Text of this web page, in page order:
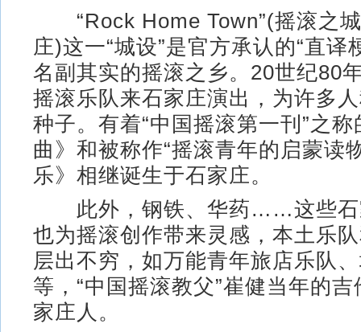
“Rock Home Town”(摇滚之
庄)这一“城设”是官方承认的“直译
名副其实的摇滚之乡。20世纪80
摇滚乐队来石家庄演出，为许多
种子。有着“中国摇滚第一刊”之
曲》和被称作“摇滚青年的启蒙读
乐》相继诞生于石家庄。
此外，钢铁、华药……这些石
也为摇滚创作带来灵感，本土乐
层出不穷，如万能青年旅店乐队
等，“中国摇滚教父”崔健当年的
家庄人。